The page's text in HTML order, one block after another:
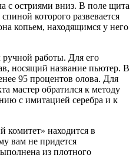
с остриями вниз. В поле щита
которого развевается
копьем, находящимся у него
ручной работы. Для его
носящий название пьютер. В
95 процентов олова. Для
мастер обратился к методу
с имитацией серебра и к
комитет» находится в
вам не придется
из плотного